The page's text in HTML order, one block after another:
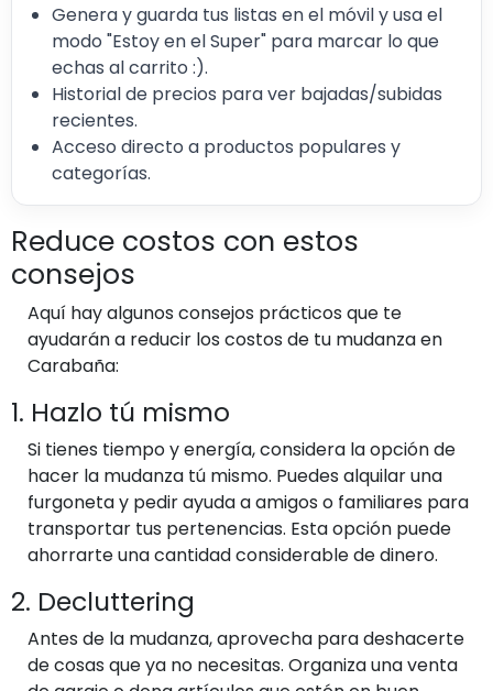
Genera y guarda tus listas en el móvil y usa el
modo "Estoy en el Super" para marcar lo que
echas al carrito :).
Historial de precios para ver bajadas/subidas
recientes.
Acceso directo a productos populares y
categorías.
Reduce costos con estos
consejos
Aquí hay algunos consejos prácticos que te
ayudarán a reducir los costos de tu mudanza en
Carabaña:
1. Hazlo tú mismo
Si tienes tiempo y energía, considera la opción de
hacer la mudanza tú mismo. Puedes alquilar una
furgoneta y pedir ayuda a amigos o familiares para
transportar tus pertenencias. Esta opción puede
ahorrarte una cantidad considerable de dinero.
2. Decluttering
Antes de la mudanza, aprovecha para deshacerte
de cosas que ya no necesitas. Organiza una venta